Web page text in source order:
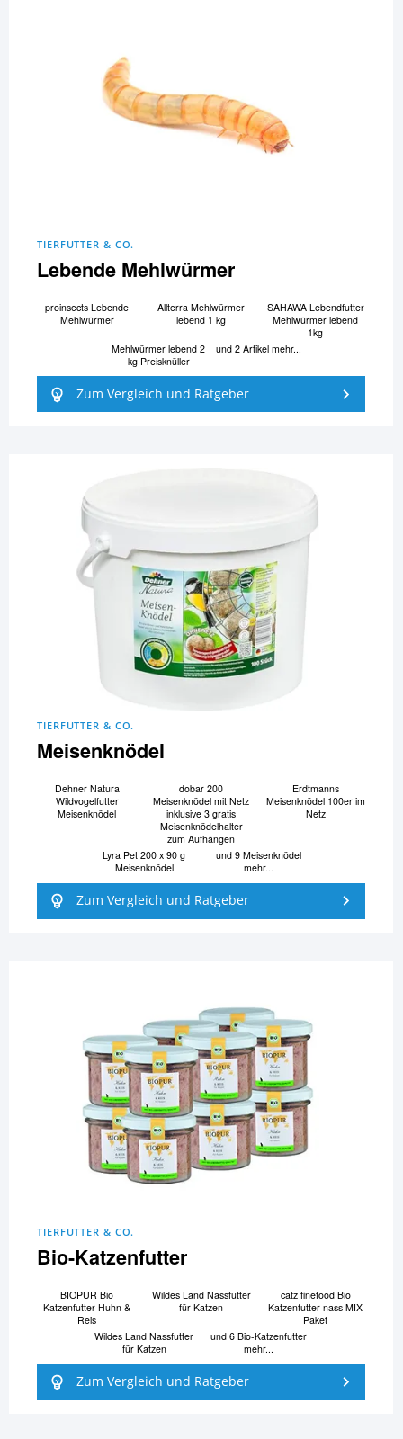
TIERFUTTER & CO.
Lebende Mehlwürmer
proinsects Lebende
Mehlwürmer
Allterra Mehlwürmer
lebend 1 kg
SAHAWA Lebendfutter
Mehlwürmer lebend
1kg
Mehlwürmer lebend 2
kg Preisknüller
und 2 Artikel mehr...
Zum Vergleich und Ratgeber
TIERFUTTER & CO.
Meisenknödel
Dehner Natura
Wildvogelfutter
Meisenknödel
dobar 200
Meisenknödel mit Netz
inklusive 3 gratis
Meisenknödelhalter
zum Aufhängen
Erdtmanns
Meisenknödel 100er im
Netz
Lyra Pet 200 x 90 g
Meisenknödel
und 9 Meisenknödel
mehr...
Zum Vergleich und Ratgeber
TIERFUTTER & CO.
Bio-Katzenfutter
BIOPUR Bio
Katzenfutter Huhn &
Reis
Wildes Land Nassfutter
für Katzen
catz finefood Bio
Katzenfutter nass MIX
Paket
Wildes Land Nassfutter
für Katzen
und 6 Bio-Katzenfutter
mehr...
Zum Vergleich und Ratgeber